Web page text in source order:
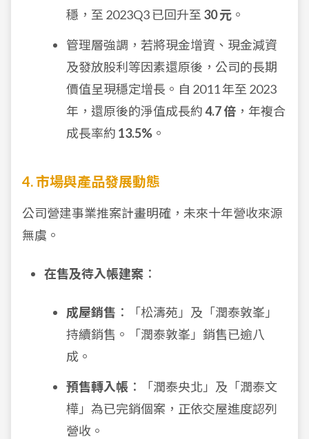
穩，至 2023Q3 已回升至 30 元 。
管理層強調，若將現金增資、現金減資
及發放股利等因素還原後，公司的長期
價值呈現穩定增長。自 2011 年至 2023
年，還原後的淨值成長約4.7 倍 ，年複合
成長率約 13.5% 。
4. 市場與產品發展動態
公司營建事業推案計畫明確，未來十年營收來源
無虞。
在售及待入帳建案 ：
成屋銷售 ：「松濤苑」及「潤泰敦峯」
持續銷售。「潤泰敦峯」銷售已逾八
成。
預售轉入帳 ：「潤泰央北」及「潤泰文
樺」為已完銷個案，正依交屋進度認列
營收。